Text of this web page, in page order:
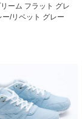
ーム フラット グレ
ー/リベット グレー